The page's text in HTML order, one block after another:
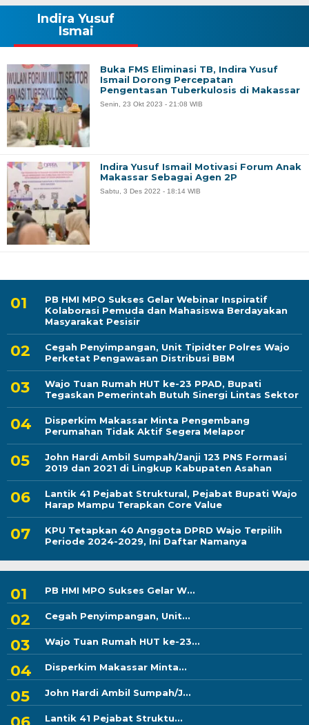
PB HMI MPO Sukses Gelar Webinar Inspiratif
Kolaborasi Pemuda dan Mahasiswa Berdayakan
Masyarakat Pesisir
Cegah Penyimpangan, Unit Tipidter Polres Wajo
Perketat Pengawasan Distribusi BBM
Wajo Tuan Rumah HUT ke-23 PPAD, Bupati
Tegaskan Pemerintah Butuh Sinergi Lintas Sektor
Disperkim Makassar Minta Pengembang
Perumahan Tidak Aktif Segera Melapor
John Hardi Ambil Sumpah/Janji 123 PNS Formasi
2019 dan 2021 di Lingkup Kabupaten Asahan
Lantik 41 Pejabat Struktural, Pejabat Bupati Wajo
Harap Mampu Terapkan Core Value
KPU Tetapkan 40 Anggota DPRD Wajo Terpilih
Periode 2024-2029, Ini Daftar Namanya
PB HMI MPO Sukses Gelar W...
Cegah Penyimpangan, Unit...
Wajo Tuan Rumah HUT ke-23...
Disperkim Makassar Minta...
John Hardi Ambil Sumpah/J...
Lantik 41 Pejabat Struktu...
Indira Yusuf
Ismai
Buka FMS Eliminasi TB, Indira Yusuf
Ismail Dorong Percepatan
Pengentasan Tuberkulosis di Makassar
Senin, 23 Okt 2023 - 21:08 WIB
Indira Yusuf Ismail Motivasi Forum Anak
Makassar Sebagai Agen 2P
Sabtu, 3 Des 2022 - 18:14 WIB